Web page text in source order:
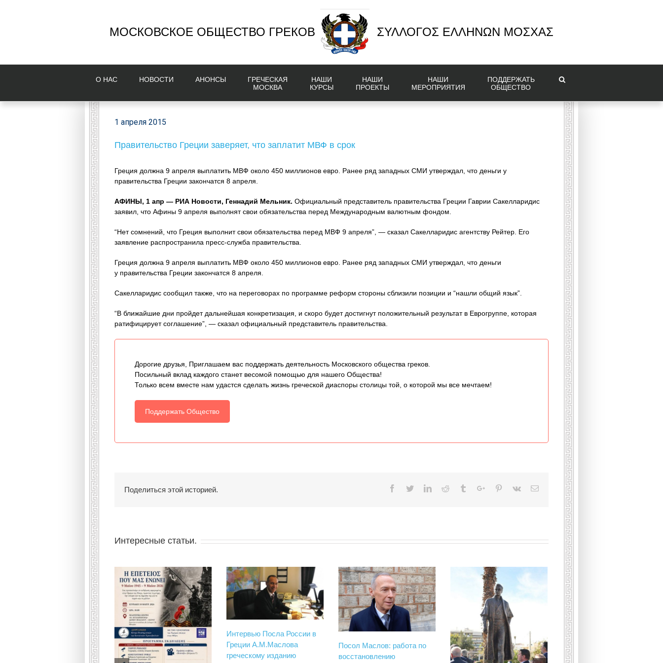
МОСКОВСКОЕ ОБЩЕСТВО ГРЕКОВ ΣΥΛΛΟΓΟΣ ΕΛΛΗΝΩΝ ΜΟΣΧΑΣ
О НAС НОВОСТИ AНОНСЫ
ГРЕЧЕСКАЯ
МОСКВА
НАШИ
КУРСЫ
НАШИ
ПРОЕКТЫ
НАШИ
МЕРОПРИЯТИЯ
ПОДДЕРЖАТЬ
ОБЩЕСТВО
1 апреля 2015
Правительство Греции заверяет, что заплатит МВФ в срок
Греция должна 9 апреля выплатить МВФ около 450 миллионов евро. Ранее ряд западных СМИ утверждал, что деньги у
правительства Греции закончатся 8 апреля.
АФИНЫ, 1 апр — РИА Новости, Геннадий Мельник. Официальный представитель правительства Греции Гаврии Сакелларидис
заявил, что Афины 9 апреля выполнят свои обязательства перед Международным валютным фондом.
“Нет сомнений, что Греция выполнит свои обязательства перед МВФ 9 апреля”, — сказал Сакелларидис агентству Рейтер. Его
заявление распространила пресс-служба правительства.
Греция должна 9 апреля выплатить МВФ около 450 миллионов евро. Ранее ряд западных СМИ утверждал, что деньги
у правительства Греции закончатся 8 апреля.
Сакелларидис сообщил также, что на переговорах по программе реформ стороны сблизили позиции и “нашли общий язык”.
“В ближайшие дни пройдет дальнейшая конкретизация, и скоро будет достигнут положительный результат в Еврогруппе, которая
ратифицирует соглашение”, — сказал официальный представитель правительства.
Дорогие друзья, Приглашаем вас поддержать деятельность Московского общества греков.
Посильный вклад каждого станет весомой помощью для нашего Общества!
Только всем вместе нам удастся сделать жизнь греческой диаспоры столицы той, о которой мы все мечтаем!
Поддержать Общество
Поделиться этой историей. Facebook
TwitterLinkedinReddit TumblrGoogle+Pinterest
Vk Email
Интересные статьи.
Интервью Посла России в
Греции А.М.Маслова
греческому изданию
Посол Маслов: работа по
восстановлению
Умерла принцесса
Греческая и Датская Ирина
16 января, 2026